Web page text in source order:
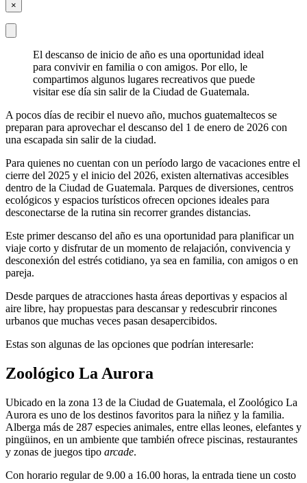
×
El descanso de inicio de año es una oportunidad ideal
para convivir en familia o con amigos. Por ello, le
compartimos algunos lugares recreativos que puede
visitar ese día sin salir de la Ciudad de Guatemala.
A pocos días de recibir el nuevo año, muchos guatemaltecos se
preparan para aprovechar el descanso del 1 de enero de 2026 con
una escapada sin salir de la ciudad.
Para quienes no cuentan con un período largo de vacaciones entre el
cierre del 2025 y el inicio del 2026, existen alternativas accesibles
dentro de la Ciudad de Guatemala. Parques de diversiones, centros
ecológicos y espacios turísticos ofrecen opciones ideales para
desconectarse de la rutina sin recorrer grandes distancias.
Este primer descanso del año es una oportunidad para planificar un
viaje corto y disfrutar de un momento de relajación, convivencia y
desconexión del estrés cotidiano, ya sea en familia, con amigos o en
pareja.
Desde parques de atracciones hasta áreas deportivas y espacios al
aire libre, hay propuestas para descansar y redescubrir rincones
urbanos que muchas veces pasan desapercibidos.
Estas son algunas de las opciones que podrían interesarle:
Zoológico La Aurora
Ubicado en la zona 13 de la Ciudad de Guatemala, el Zoológico La
Aurora es uno de los destinos favoritos para la niñez y la familia.
Alberga más de 287 especies animales, entre ellas leones, elefantes y
pingüinos, en un ambiente que también ofrece piscinas, restaurantes
y zonas de juegos tipo arcade.
Con horario regular de 9.00 a 16.00 horas, la entrada tiene un costo